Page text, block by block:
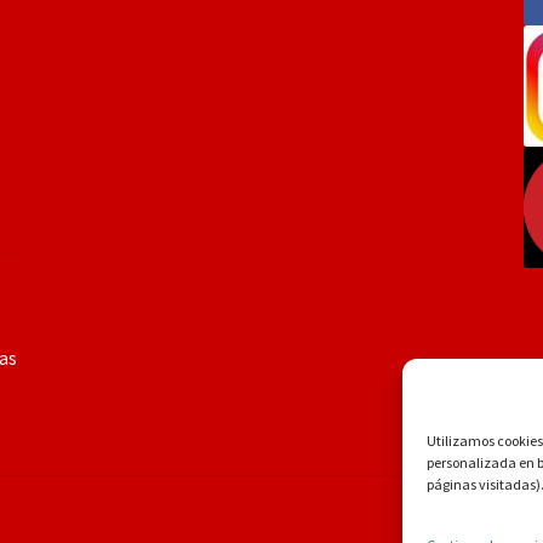
Utilizamos
personalizada en
páginas visitadas).